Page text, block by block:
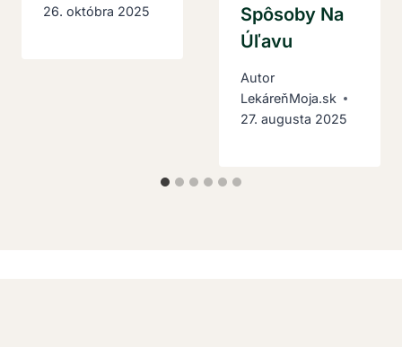
26. októbra 2025
Spôsoby Na
Úľavu
Autor
LekáreňMoja.sk
27. augusta 2025